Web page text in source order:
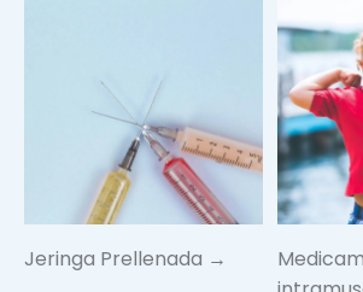
Jeringa Prellenada →